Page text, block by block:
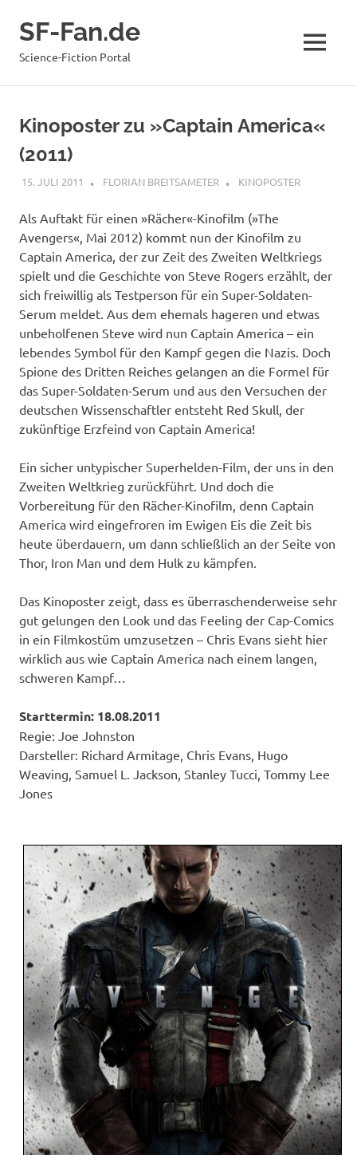
InhaltSF-Fan.de
Science-Fiction Portal MENÜ
Kinoposter zu »Captain America«
(2011)
15. JULI 2011 FLORIAN BREITSAMETER KINOPOSTER
Als Auftakt für einen »Rächer«-Kinofilm (»The
Avengers«, Mai 2012) kommt nun der Kinofilm zu
Captain America, der zur Zeit des Zweiten Weltkriegs
spielt und die Geschichte von Steve Rogers erzählt, der
sich freiwillig als Testperson für ein Super-Soldaten-
Serum meldet. Aus dem ehemals hageren und etwas
unbeholfenen Steve wird nun Captain America – ein
lebendes Symbol für den Kampf gegen die Nazis. Doch
Spione des Dritten Reiches gelangen an die Formel für
das Super-Soldaten-Serum und aus den Versuchen der
deutschen Wissenschaftler entsteht Red Skull, der
zukünftige Erzfeind von Captain America!
Ein sicher untypischer Superhelden-Film, der uns in den
Zweiten Weltkrieg zurückführt. Und doch die
Vorbereitung für den Rächer-Kinofilm, denn Captain
America wird eingefroren im Ewigen Eis die Zeit bis
heute überdauern, um dann schließlich an der Seite von
Thor, Iron Man und dem Hulk zu kämpfen.
Das Kinoposter zeigt, dass es überraschenderweise sehr
gut gelungen den Look und das Feeling der Cap-Comics
in ein Filmkostüm umzusetzen – Chris Evans sieht hier
wirklich aus wie Captain America nach einem langen,
schweren Kampf…
Starttermin: 18.08.2011
Regie: Joe Johnston
Darsteller: Richard Armitage, Chris Evans, Hugo
Weaving, Samuel L. Jackson, Stanley Tucci, Tommy Lee
Jones